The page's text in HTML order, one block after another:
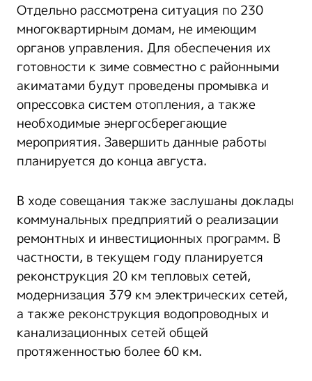
Отдельно рассмотрена ситуация по 230
многоквартирным домам, не имеющим
органов управления. Для обеспечения их
готовности к зиме совместно с районными
акиматами будут проведены промывка и
опрессовка систем отопления, а также
необходимые энергосберегающие
мероприятия. Завершить данные работы
планируется до конца августа.
В ходе совещания также заслушаны доклады
коммунальных предприятий о реализации
ремонтных и инвестиционных программ. В
частности, в текущем году планируется
реконструкция 20 км тепловых сетей,
модернизация 379 км электрических сетей,
а также реконструкция водопроводных и
канализационных сетей общей
протяженностью более 60 км.